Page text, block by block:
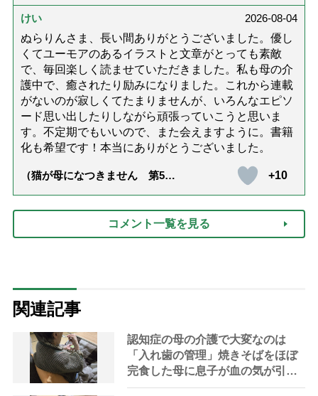
達』が届きました」）
けい
2026-08-04
ぬらりんさま、長い間ありがとうございました。優し
くてユーモアのあるイラストと文章がとっても素敵
で、毎回楽しく読ませていただきました。私も母の介
護中で、癒されたり励みになりました。これから連載
がないのが寂しくてたまりませんが、いろんなエピソ
ード思い出したりしながら頑張っていこうと思いま
す。不定期でもいいので、また会えますように。書籍
化も希望です！本当にありがとうございました。
（猫が母になつきません 第500
+10
コメント一覧を見る
関連記事
認知症の母の介護で大変なのは
「入れ歯の管理」焼きそばをほぼ
完食した母に息子が血の気が引い
た理由